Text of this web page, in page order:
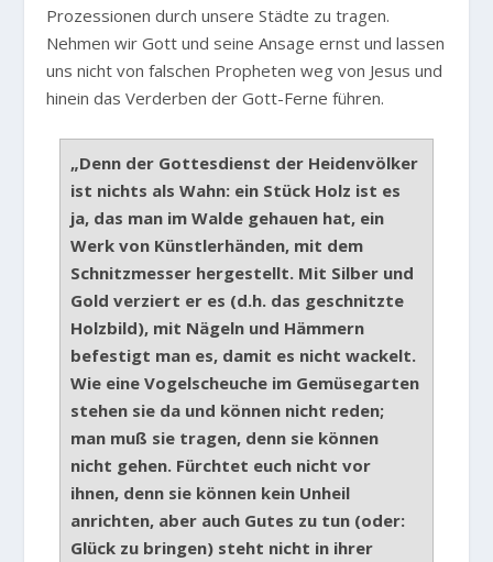
Prozessionen durch unsere Städte zu tragen.
Nehmen wir Gott und seine Ansage ernst und lassen
uns nicht von falschen Propheten weg von Jesus und
hinein das Verderben der Gott-Ferne führen.
„Denn der Gottesdienst der Heidenvölker
ist nichts als Wahn: ein Stück Holz ist es
ja, das man im Walde gehauen hat, ein
Werk von Künstlerhänden, mit dem
Schnitzmesser hergestellt. Mit Silber und
Gold verziert er es (d.h. das geschnitzte
Holzbild), mit Nägeln und Hämmern
befestigt man es, damit es nicht wackelt.
Wie eine Vogelscheuche im Gemüsegarten
stehen sie da und können nicht reden;
man muß sie tragen, denn sie können
nicht gehen. Fürchtet euch nicht vor
ihnen, denn sie können kein Unheil
anrichten, aber auch Gutes zu tun (oder:
Glück zu bringen) steht nicht in ihrer